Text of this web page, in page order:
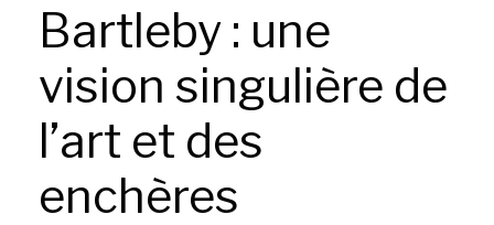
Bartleby : une
vision singulière de
l’art et des
enchères